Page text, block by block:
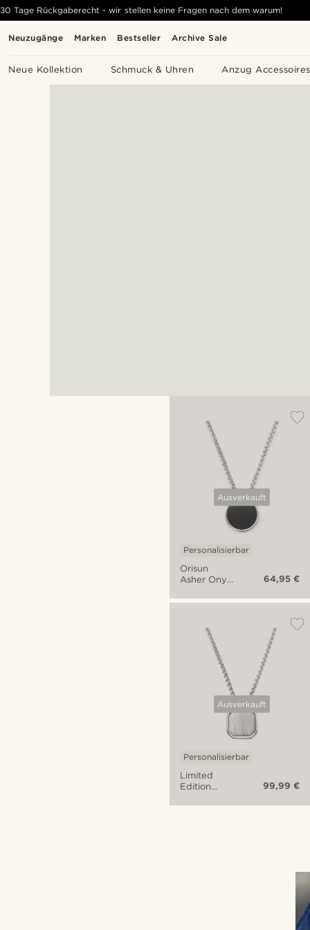
Neuzugänge Marken Bestseller Archive Sale
Neue Kollektion Schmuck & Uhren Anzug Accessoires
30 Tage Rückgaberecht - wir stellen keine Fragen nach dem warum!
Ausverkauft
Orisun
Asher Onyx
Personalisierbar
64,95 €
Ausverkauft
Limited
Edition
Blauer
Personalisierbar
99,99 €